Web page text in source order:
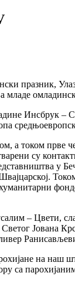
празник,
Инсбрук
а током
су
у
– Цвети,
Јована
на наш
са